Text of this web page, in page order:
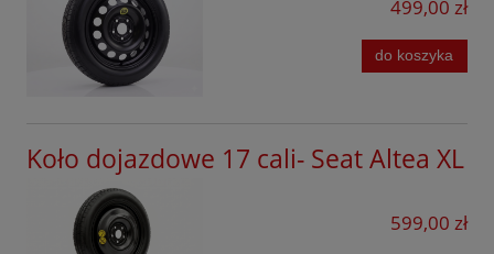
KGM
Leapmotor
Mercedes
499,00 zł
do koszyka
Koło dojazdowe 17 cali- Seat Altea XL
599,00 zł